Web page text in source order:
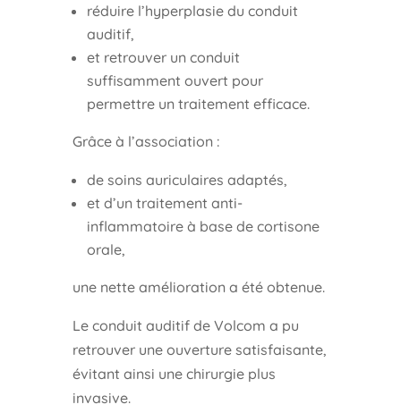
réduire l’hyperplasie du conduit
auditif,
et retrouver un conduit
suffisamment ouvert pour
permettre un traitement efficace.
Grâce à l’association :
de soins auriculaires adaptés,
et d’un traitement anti-
inflammatoire à base de cortisone
orale,
une nette amélioration a été obtenue.
Le conduit auditif de Volcom a pu
retrouver une ouverture satisfaisante,
évitant ainsi une chirurgie plus
invasive.